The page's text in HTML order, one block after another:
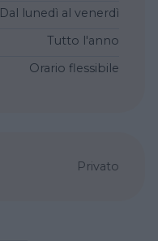
Dal lunedì al venerdì
Tutto l'anno
Orario flessibile
Privato